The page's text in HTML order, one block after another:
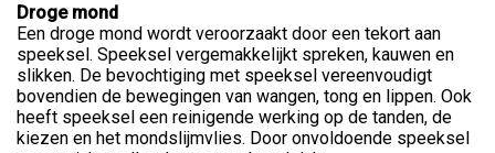
Droge mond
Een droge mond wordt veroorzaakt door een tekort aan
speeksel. Speeksel vergemakkelijkt spreken, kauwen en
slikken. De bevochtiging met speeksel vereenvoudigt
bovendien de bewegingen van wangen, tong en lippen. Ook
heeft speeksel een reinigende werking op de tanden, de
kiezen en het mondslijmvlies. Door onvoldoende speeksel